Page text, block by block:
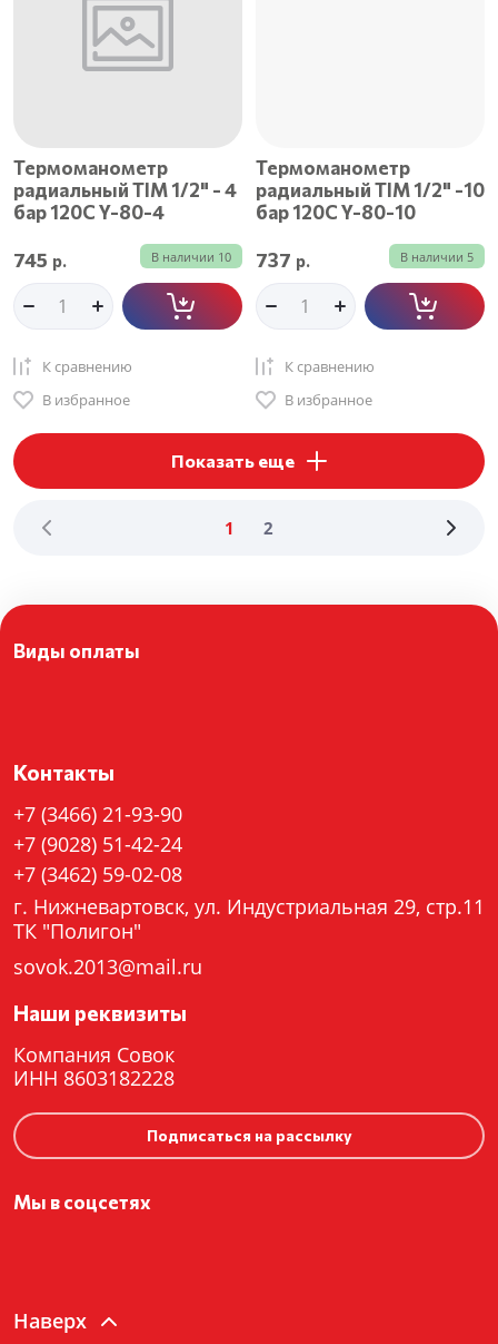
Термоманометр
радиальный TIM 1/2" - 4
бар 120C Y-80-4
В наличии 10
745 р.
К сравнению
В избранное
Термоманометр
радиальный TIM 1/2" -10
бар 120C Y-80-10
В наличии 5
737 р.
К сравнению
В избранное
Показать еще
1 2
Контакты
+7 (3466) 21-93-90
+7 (9028) 51-42-24
+7 (3462) 59-02-08
г. Нижневартовск, ул. Индустриальная 29, стр.11
ТК "Полигон"
sovok.2013@mail.ru
Наши реквизиты
Компания Совок
ИНН 8603182228
Подписаться на рассылку
Мы в соцсетях
Виды оплаты
Наверх